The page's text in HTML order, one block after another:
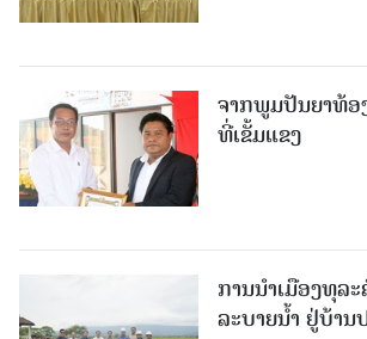
ຈາກພູມປັນຍາທ້
ທີ່ເຂັ້ມແຂງ
ການນໍາເມືອງທຸລ
ລະບາຍນໍ້າ ຢູ່ບ້ານ